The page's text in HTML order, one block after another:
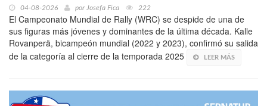
04-08-2026 por Josefa Fica 222
El Campeonato Mundial de Rally (WRC) se despide de una de
sus figuras más jóvenes y dominantes de la última década. Kalle
Rovanperä, bicampeón mundial (2022 y 2023), confirmó su salida
de la categoría al cierre de la temporada 2025
LEER MÁS